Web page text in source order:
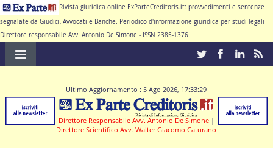
Rivista giuridica online ExParteCreditoris.it: provvedimenti e sentenze
segnalate da Giudici, Avvocati e Banche. Periodico d'informazione giuridica per studi legali
Direttore responsabile Avv. Antonio De Simone - ISSN 2385-1376
Ultimo Aggiornamento : 5 Ago 2026, 17:33:29
Direttore Responsabile Avv. Antonio De Simone |
Direttore Scientifico Avv. Walter Giacomo Caturano